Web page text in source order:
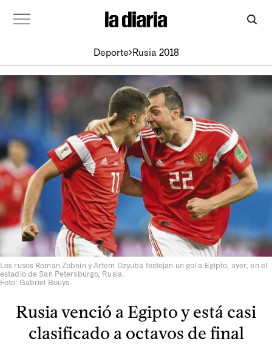
Deporte Rusia 2018
Los rusos Roman Zobnin y Artem Dzyuba festejan un gol a Egipto, ayer, en el
estadio de San Petersburgo, Rusia.
Foto: Gabriel Bouys
Rusia venció a Egipto y está casi
clasificado a octavos de final